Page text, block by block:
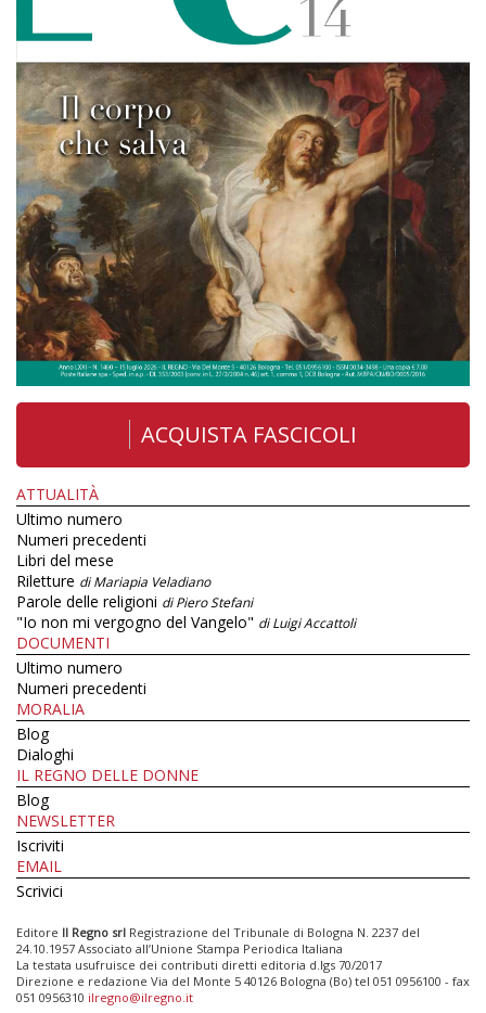
ACQUISTA FASCICOLI
ATTUALITÀ
Ultimo numero
Numeri precedenti
Libri del mese
Riletture di Mariapia Veladiano
Parole delle religioni di Piero Stefani
"Io non mi vergogno del Vangelo" di Luigi Accattoli
DOCUMENTI
Ultimo numero
Numeri precedenti
MORALIA
Blog
Dialoghi
IL REGNO DELLE DONNE
Blog
NEWSLETTER
Iscriviti
EMAIL
Scrivici
Editore Il Regno srl Registrazione del Tribunale di Bologna N. 2237 del
24.10.1957 Associato all’Unione Stampa Periodica Italiana
La testata usufruisce dei contributi diretti editoria d.lgs 70/2017
Direzione e redazione Via del Monte 5 40126 Bologna (Bo) tel 051 0956100 - fax
051 0956310 ilregno@ilregno.it